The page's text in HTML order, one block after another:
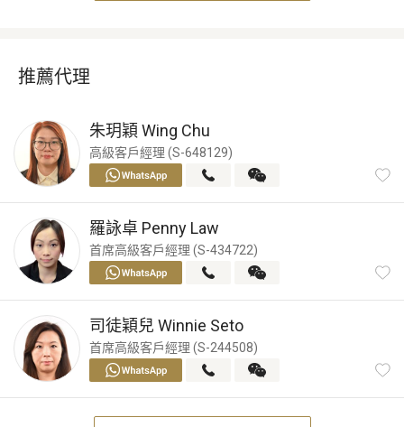
推薦代理
朱玥穎 Wing Chu
高級客戶經理 (S-648129)
羅詠卓 Penny Law
首席高級客戶經理 (S-434722)
司徒穎兒 Winnie Seto
首席高級客戶經理 (S-244508)